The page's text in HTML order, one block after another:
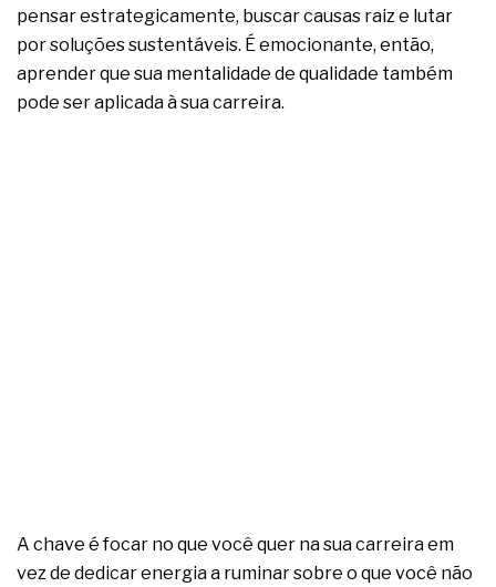
pensar estrategicamente, buscar causas raiz e lutar
por soluções sustentáveis. É emocionante, então,
aprender que sua mentalidade de qualidade também
pode ser aplicada à sua carreira.
A chave é focar no que você quer na sua carreira em
vez de dedicar energia a ruminar sobre o que você não